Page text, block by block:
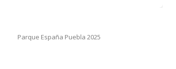
Parque España Puebla 2025